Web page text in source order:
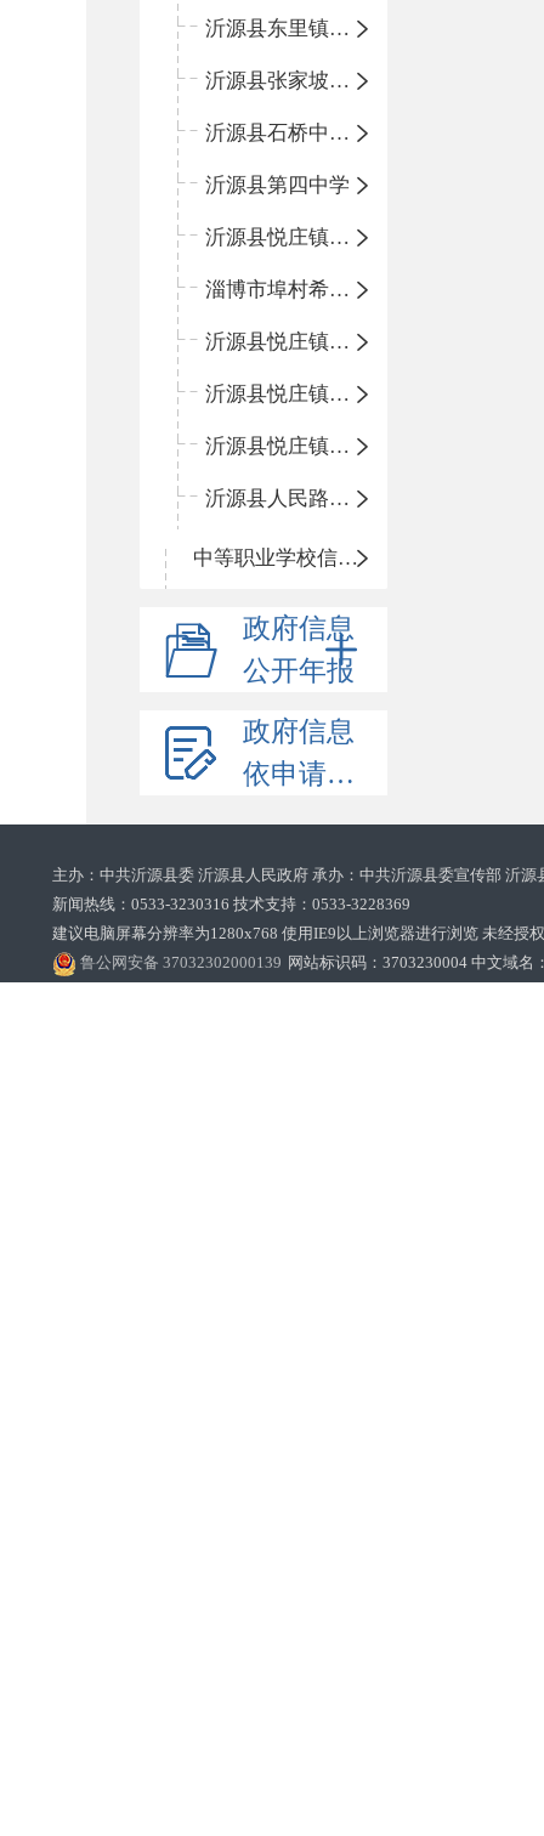
沂源县东里镇中心小学
沂源县张家坡中心学校
沂源县石桥中心学校
沂源县第四中学
沂源县悦庄镇中心小学
淄博市埠村希望小学
沂源县悦庄镇青龙山小学
沂源县悦庄镇鲍庄完小
沂源县悦庄镇赵庄小学
沂源县人民路小学
中等职业学校信息公开
政府信息
公开年报
政府信息
依申请公开
主办：中共沂源县委 沂源县人民政府 承办：中共沂源县委宣传部 沂
新闻热线：0533-3230316 技术支持：0533-3228369‌‌
建议电脑屏幕分辨率为1280x768 使用IE9以上浏览器进行浏览 未经授
鲁公网安备 37032302000139 网站标识码：3703230004 中文域名